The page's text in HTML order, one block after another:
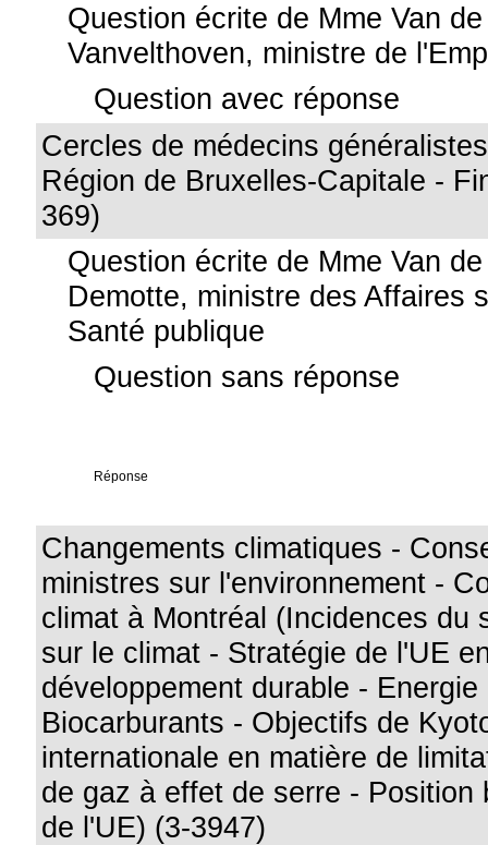
Question écrite de Mme Van
Vanvelthoven, ministre de
Question avec réponse
Cercles de médecins
Région de Bruxelles-Capitale -
369)
Question écrite de Mme Van
Demotte, ministre des Affaires
Santé publique
Question sans réponse
Réponse
Changements climatiques -
ministres sur l'environnement -
climat à Montréal (Incidences du
sur le climat - Stratégie de l'UE
développement durable -
Biocarburants - Objectifs de
internationale en matière de
de gaz à effet de serre - Position
de l'UE) (3-3947)